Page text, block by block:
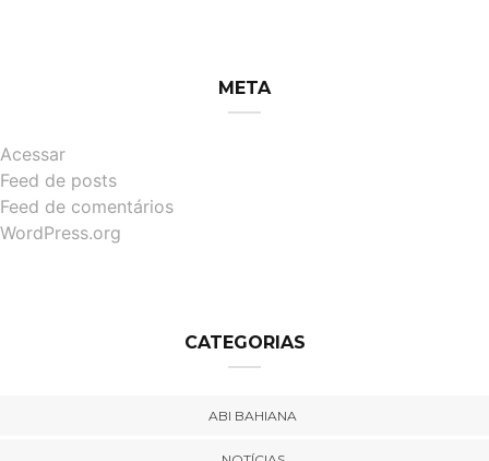
META
Acessar
Feed de posts
Feed de comentários
WordPress.org
CATEGORIAS
ABI BAHIANA